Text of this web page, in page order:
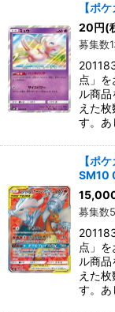
【ポ
20円(
募集数
点」
ル商
えた
す。
【ポ
SM10
募集数
点」
ル商
えた
す。